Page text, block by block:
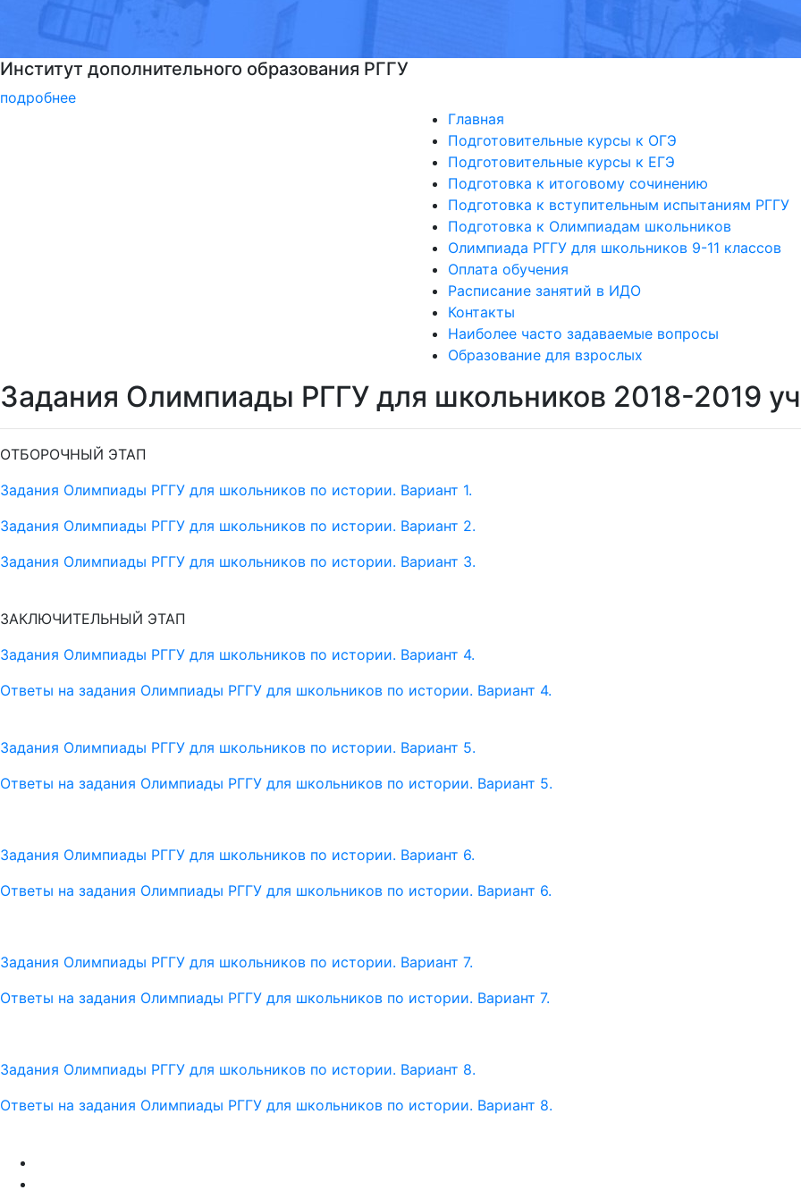
Институт дополнительного образования РГГУ
подробнее
Главная
Подготовительные курсы к ОГЭ
Подготовительные курсы к ЕГЭ
Подготовка к итоговому сочинению
Подготовка к вступительным испытаниям РГГУ
Подготовка к Олимпиадам школьников
Олимпиада РГГУ для школьников 9-11 классов
Оплата обучения
Расписание занятий в ИДО
Контакты
Наиболее часто задаваемые вопросы
Образование для взрослых
Задания Олимпиады РГГУ для школьников 2018-2019
ОТБОРОЧНЫЙ ЭТАП
Задания Олимпиады РГГУ для школьников по истории. Вариант 1.
Задания Олимпиады РГГУ для школьников по истории. Вариант 2.
Задания Олимпиады РГГУ для школьников по истории. Вариант 3.
ЗАКЛЮЧИТЕЛЬНЫЙ ЭТАП
Задания Олимпиады РГГУ для школьников по истории. Вариант 4.
Ответы на задания Олимпиады РГГУ для школьников по истории. Вариант 4.
Задания Олимпиады РГГУ для школьников по истории. Вариант 5.
Ответы на задания Олимпиады РГГУ для школьников по истории. Вариант 5.
Задания Олимпиады РГГУ для школьников по истории. Вариант 6.
Ответы на задания Олимпиады РГГУ для школьников по истории. Вариант 6.
Задания Олимпиады РГГУ для школьников по истории. Вариант 7.
Ответы на задания Олимпиады РГГУ для школьников по истории. Вариант 7.
Задания Олимпиады РГГУ для школьников по истории. Вариант 8.
Ответы на задания Олимпиады РГГУ для школьников по истории. Вариант 8.